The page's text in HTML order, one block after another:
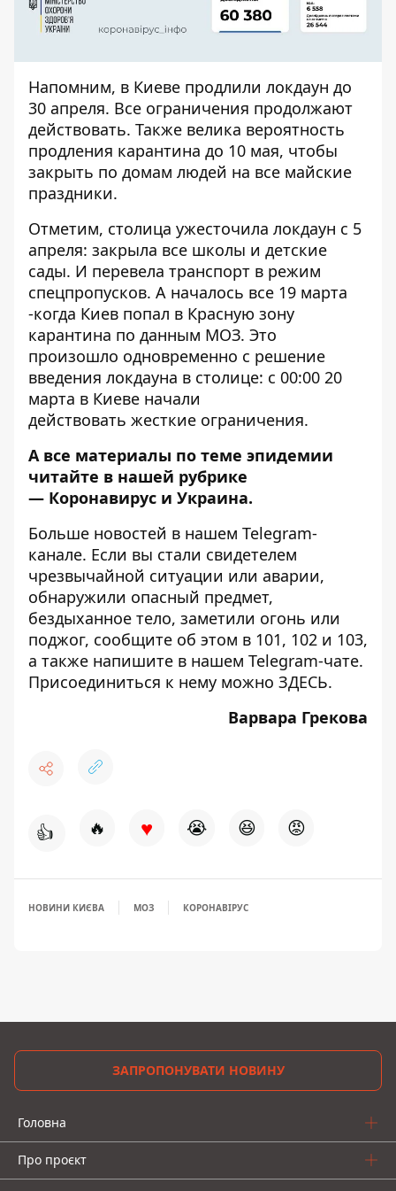
Напомним, в Киеве продлили локдаун до
30 апреля. Все ограничения продолжают
действовать. Также велика вероятность
продления карантина до 10 мая, чтобы
закрыть по домам людей на все майские
праздники.
Отметим, столица ужесточила локдаун с 5
апреля: закрыла все школы и детские
сады. И перевела транспорт в режим
спецпропусков. А началось все 19 марта
-когда Киев попал в Красную зону
карантина по данным МОЗ. Это
произошло одновременно с решение
введения локдауна в столице: с 00:00 20
марта в Киеве начали
действовать жесткие ограничения.
А все материалы по теме эпидемии
читайте в нашей рубрике
— Коронавирус и Украина.
Больше новостей в нашем Telegram-
канале. Если вы стали свидетелем
чрезвычайной ситуации или аварии,
обнаружили опасный предмет,
бездыханное тело, заметили огонь или
поджог, сообщите об этом в 101, 102 и 103,
а также напишите в нашем Telegram-чате.
Присоединиться к нему можно ЗДЕСЬ.
Варвара Грекова
👍 🔥 ♥ 😭 😆 😡
НОВИНИ КИЄВА МОЗ КОРОНАВІРУС
ЗАПРОПОНУВАТИ НОВИНУ
Головна
Про проєкт